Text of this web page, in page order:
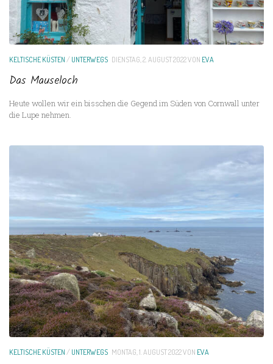
KELTISCHE KÜSTEN /UNTERWEGS DIENSTAG, 2. AUGUST 2022VON EVA
Das Mauseloch
Heute wollen wir ein bisschen die Gegend im Süden von Cornwall unter
die Lupe nehmen.
KELTISCHE KÜSTEN /UNTERWEGS MONTAG, 1. AUGUST 2022VON EVA